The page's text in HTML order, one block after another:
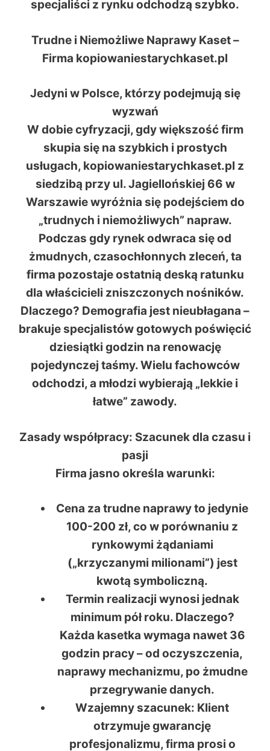
specjaliści z rynku odchodzą szybko.
Trudne i Niemożliwe Naprawy Kaset –
Firma kopiowaniestarychkaset.pl
Jedyni w Polsce, którzy podejmują się
wyzwań
W dobie cyfryzacji, gdy większość firm
skupia się na szybkich i prostych
usługach, kopiowaniestarychkaset.pl z
siedzibą przy ul. Jagiellońskiej 66 w
Warszawie wyróżnia się podejściem do
„trudnych i niemożliwych” napraw.
Podczas gdy rynek odwraca się od
żmudnych, czasochłonnych zleceń, ta
firma pozostaje ostatnią deską ratunku
dla właścicieli zniszczonych nośników.
Dlaczego? Demografia jest nieubłagana –
brakuje specjalistów gotowych poświęcić
dziesiątki godzin na renowację
pojedynczej taśmy. Wielu fachowców
odchodzi, a młodzi wybierają „lekkie i
łatwe” zawody.
Zasady współpracy: Szacunek dla czasu i
pasji
Firma jasno określa warunki:
Cena za trudne naprawyto jedynie
100-200 zł, co w porównaniu z
rynkowymi żądaniami
(„krzyczanymi milionami”) jest
kwotą symboliczną.
Termin realizacji wynosi jednak
minimum pół roku. Dlaczego?
Każda kasetka wymaga nawet 36
godzin pracy– od oczyszczenia,
naprawy mechanizmu, po żmudne
przegrywanie danych.
Wzajemny szacunek: Klient
otrzymuje gwarancję
profesjonalizmu, firma prosi o